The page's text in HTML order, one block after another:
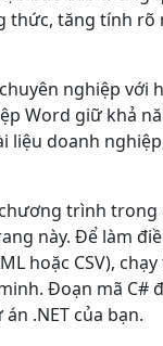
thức, tăng tính rõ
nghiệp với
Word giữ khả
liệu doanh
trình trong
này. Để làm
hoặc CSV),
Đoạn mã C#
.NET của bạn.